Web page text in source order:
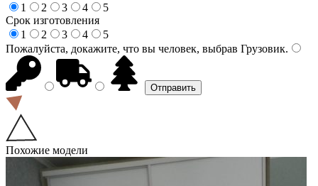
1
2 3 4
5
Срок изготовления
1
2 3 4
5
Пожалуйста, докажите, что вы человек, выбрав Грузовик.
Похожие модели